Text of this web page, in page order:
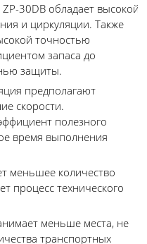
30DB обладает высокой
и циркуляции. Также
точностью
запаса до
защиты.
предполагают
скорости.
полезного
время выполнения
меньшее количество
процесс технического
меньше места, не
транспортных